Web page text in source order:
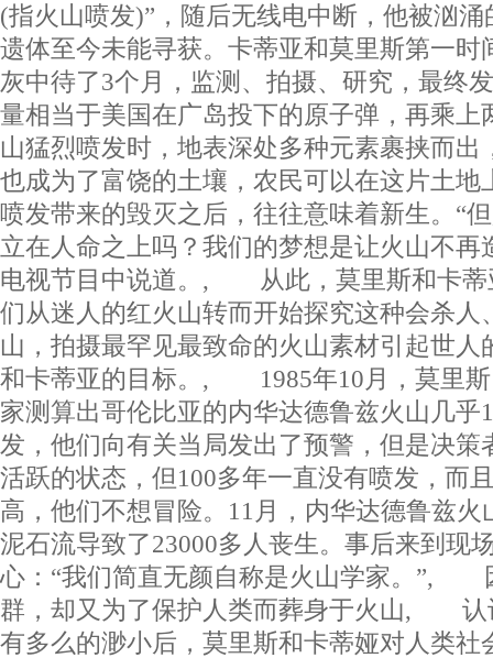
(指火山喷发)”，随后无线电中断，他被汹
遗体至今未能寻获。卡蒂亚和莫里斯第一时
灰中待了3个月，监测、拍摄、研究，最终
量相当于美国在广岛投下的原子弹，再
山猛烈喷发时，地表深处多种元素裹挟而出
也成为了富饶的土壤，农民可以在这片土地
喷发带来的毁灭之后，往往意味着新生。“
立在人命之上吗？我们的梦想是让火山不再
电视节目中说道。, 从此，莫里斯和卡蒂
们从迷人的红火山转而开始探究这种会杀人
山，拍摄最罕见最致命的火山素材引起世人
和卡蒂亚的目标。, 1985年10月，莫里斯
家测算出哥伦比亚的内华达德鲁兹火山几乎
发，他们向有关当局发出了预警，但是决策
活跃的状态，但100多年一直没有喷发，而
高，他们不想冒险。11月，内华达德鲁兹
泥石流导致了23000多人丧生。事后来到现
心：“我们简直无颜自称是火山学家。”,
群，却又为了保护人类而葬身于火山, 认
有多么的渺小后，莫里斯和卡蒂娅对人类社